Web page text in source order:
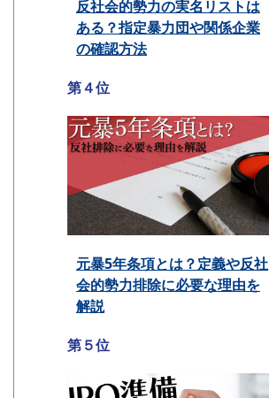
反社会的勢力の実名リストは
ある？指定暴力団や関係企業
の確認方法
第４位
元暴5年条項とは？定義や反社
会的勢力排除に必要な理由を
解説
第５位